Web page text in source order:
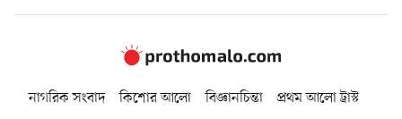
নাগরিক সংবাদ কিশোর আলো বিজ্ঞানচিন্তা
প্রথম আলো ট্রাস্ট